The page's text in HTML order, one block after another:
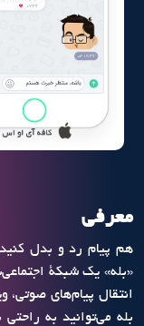
معرفی
هم پیام رد و بدل
«بله» یک شبکۀ
انتقال پیام‌های صوتی،
بله می‌توانید به